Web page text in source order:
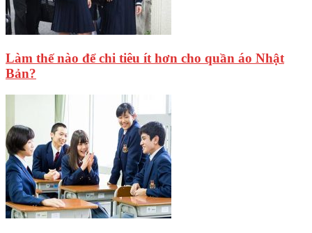
Làm thế nào để chi tiêu ít hơn cho quần áo Nhật
Bản?